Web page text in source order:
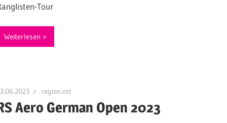
Tour
Weiterlesen
region.ost
Aero German Open 2023